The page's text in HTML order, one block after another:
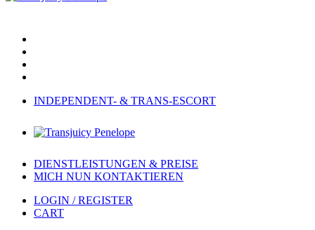
INDEPENDENT- & TRANS-ESCORT
DIENSTLEISTUNGEN & PREISE
MICH NUN KONTAKTIEREN
LOGIN / REGISTER
CART